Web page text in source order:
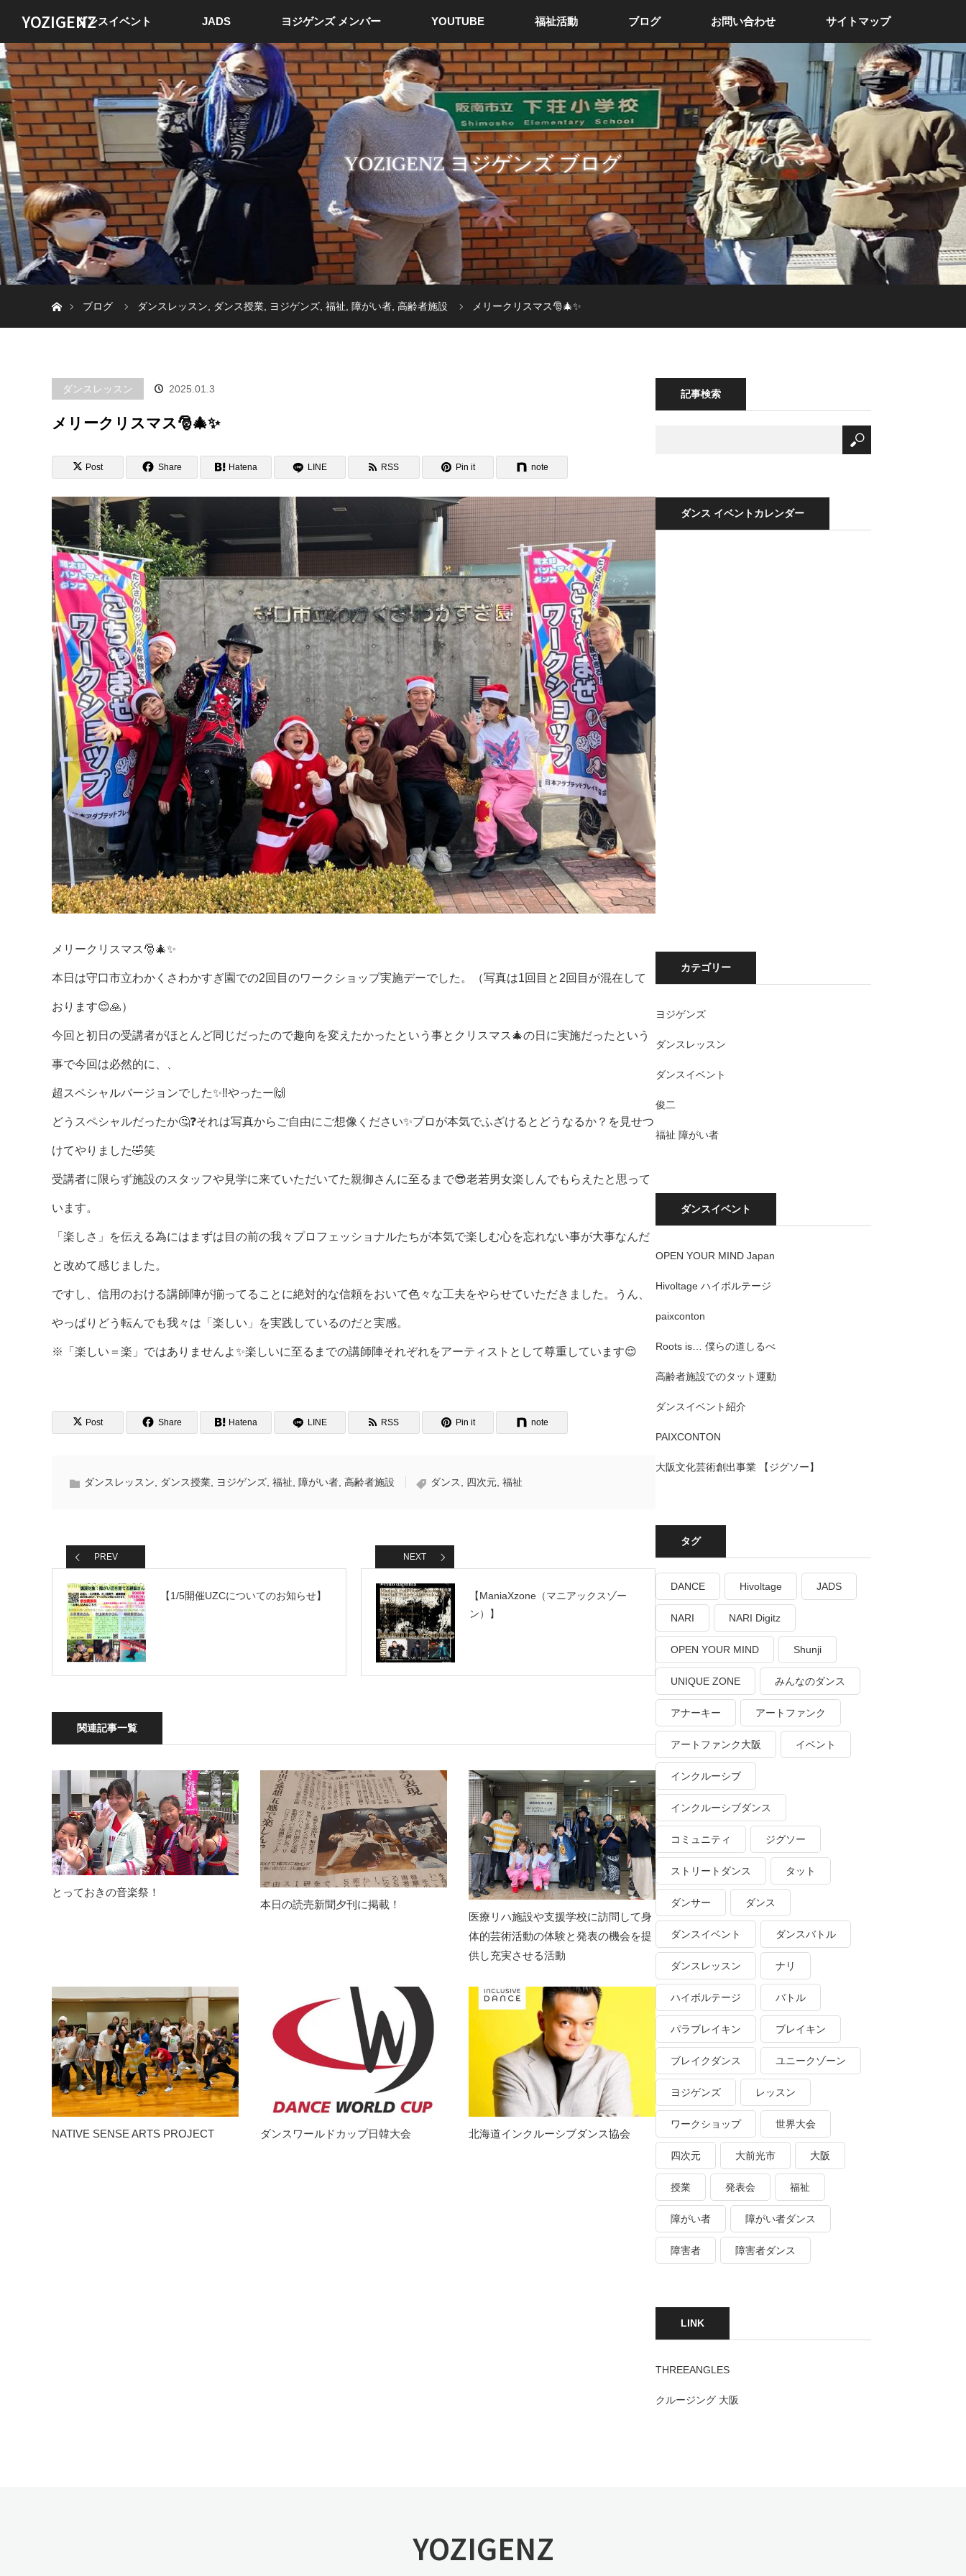
YOZIGENZダンスイベント JADS ヨジゲンズ メンバー YOUTUBE 福祉活動 ブログ お問い合わせ サイトマップ
YOZIGENZ ヨジゲンズ ブログ
ブログ
ダンスレッスン ダンス授業 ヨジゲンズ 福祉 障がい者 高齢者施設 メリークリスマス🎅🎄✨
ダンスレッスン 2025.01.3
メリークリスマス🎅🎄✨
Post Share Hatena LINE RSS Pin it note
メリークリスマス🎅🎄✨
本日は守口市立わかくさわかすぎ園での2回目のワークショップ実施デーでした。（写真は1回目と2回目が混在して
おります😌🙏）
今回と初日の受講者がほとんど同じだったので趣向を変えたかったという事とクリスマス🎄の日に実施だったという
事で今回は必然的に、、
超スペシャルバージョンでした✨‼️やったー🙌
どうスペシャルだったか🤔❓それは写真からご自由にご想像ください✨プロが本気でふざけるとどうなるか？を見せつ
けてやりました🤣笑
受講者に限らず施設のスタッフや見学に来ていただいてた親御さんに至るまで😎老若男女楽しんでもらえたと思って
います。
「楽しさ」を伝える為にはまずは目の前の我々プロフェッショナルたちが本気で楽しむ心を忘れない事が大事なんだ
と改めて感じました。
ですし、信用のおける講師陣が揃ってることに絶対的な信頼をおいて色々な工夫をやらせていただきました。うん、
やっぱりどう転んでも我々は「楽しい」を実践しているのだと実感。
※「楽しい＝楽」ではありませんよ✨楽しいに至るまでの講師陣それぞれをアーティストとして尊重しています😌
Post Share Hatena LINE RSS Pin it note
ダンスレッスン ダンス授業 ヨジゲンズ 福祉 障がい者 高齢者施設 ダンス 四次元 福祉
PREV
【1/5開催UZCについてのお知らせ】
NEXT
【ManiaXzone（マニアックスゾー
ン）】
関連記事一覧
とっておきの音楽祭！
本日の読売新聞夕刊に掲載！
医療リハ施設や支援学校に訪問して身
体的芸術活動の体験と発表の機会を提
供し充実させる活動
NATIVE SENSE ARTS PROJECT ダンスワールドカップ日韓大会 北海道インクルーシブダンス協会
記事検索
ダンス イベントカレンダー
カテゴリー
ヨジゲンズ
ダンスレッスン
ダンスイベント
俊二
福祉 障がい者
ダンスイベント
OPEN YOUR MIND Japan
Hivoltage ハイボルテージ
paixconton
Roots is… 僕らの道しるべ
高齢者施設でのタット運動
ダンスイベント紹介
PAIXCONTON
大阪文化芸術創出事業 【ジグソー】
タグ
DANCE Hivoltage JADS
NARI NARI Digitz
OPEN YOUR MIND Shunji
UNIQUE ZONE みんなのダンス
アナーキー アートファンク
アートファンク大阪 イベント
インクルーシブ
インクルーシブダンス
コミュニティ ジグソー
ストリートダンス タット
ダンサー ダンス
ダンスイベント ダンスバトル
ダンスレッスン ナリ
ハイボルテージ バトル
パラブレイキン ブレイキン
ブレイクダンス ユニークゾーン
ヨジゲンズ レッスン
ワークショップ 世界大会
四次元 大前光市 大阪
授業 発表会 福祉
障がい者 障がい者ダンス
障害者 障害者ダンス
LINK
THREEANGLES
クルージング 大阪
YOZIGENZ